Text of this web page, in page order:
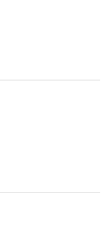
firm
biur